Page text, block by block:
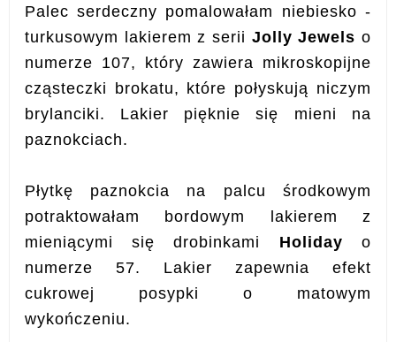
Palec serdeczny pomalowałam niebiesko -
turkusowym lakierem z serii Jolly Jewels o
numerze 107, który zawiera mikroskopijne
cząsteczki brokatu, które połyskują niczym
brylanciki. Lakier pięknie się mieni na
paznokciach.
Płytkę paznokcia na palcu środkowym
potraktowałam bordowym lakierem z
mieniącymi się drobinkami
Holiday o
numerze 57. Lakier zapewnia efekt
cukrowej posypki o matowym
wykończeniu.